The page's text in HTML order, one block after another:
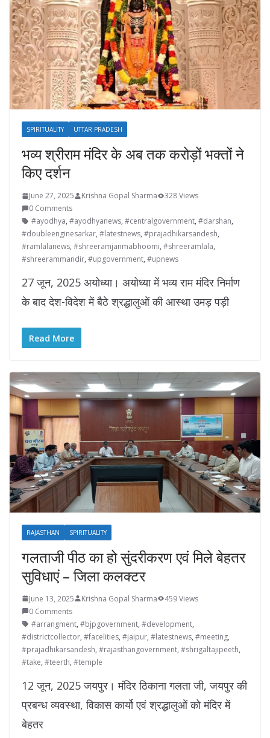
SPIRITUALITY UTTAR PRADESH
भव्य श्रीराम मंदिर के अब तक करोड़ों भक्तों ने
किए दर्शन
June 27, 2025 Krishna Gopal Sharma
328 Views
0 Comments
#ayodhya, #ayodhyanews, #centralgovernment, #darshan,
#doubleenginesarkar, #latestnews, #prajadhikarsandesh,
#ramlalanews, #shreeramjanmabhoomi, #shreeramlala,
#shreerammandir, #upgovernment, #upnews
27 जून, 2025 अयोध्या। अयोध्या में भव्य राम मंदिर निर्माण
के बाद देश-विदेश में बैठे श्रद्धालुओं की आस्था उमड़ पड़ी
Read More
RAJASTHAN SPIRITUALITY
गलताजी पीठ का हो सुंदरीकरण एवं मिले बेहतर
सुविधाएं – जिला कलक्टर
June 13, 2025 Krishna Gopal Sharma
459 Views
0 Comments
#arrangment, #bjpgovernment, #development,
#districtcollector, #facelities, #jaipur, #latestnews, #meeting,
#prajadhikarsandesh, #rajasthangovernment, #shrigaltajipeeth,
#take, #teerth, #temple
12 जून, 2025 जयपुर। मंदिर ठिकाना गलता जी, जयपुर की
प्रबन्ध व्यवस्था, विकास कार्यो एवं श्रद्धालुओं को मंदिर में
बेहतर